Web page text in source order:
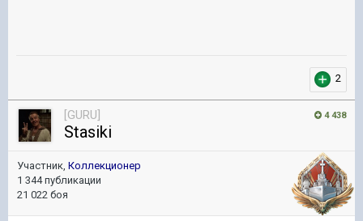
2
4 438
[GURU]
Stasiki
Участник, Коллекционер
1 344 публикации
21 022 боя